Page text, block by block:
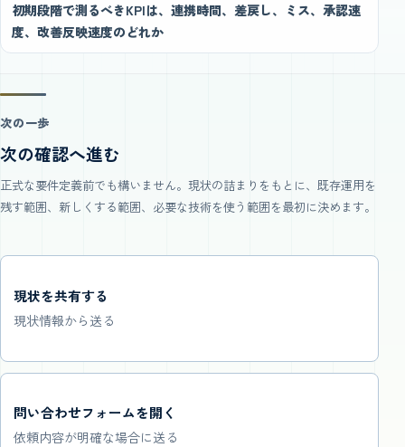
初期段階で測るべきKPIは、連携時間、差戻し、ミス、承認速
度、改善反映速度のどれか
次の一歩
次の確認へ進む
正式な要件定義前でも構いません。現状の詰まりをもとに、既存運用を
残す範囲、新しくする範囲、必要な技術を使う範囲を最初に決めます。
現状を共有する
現状情報から送る
問い合わせフォームを開く
依頼内容が明確な場合に送る